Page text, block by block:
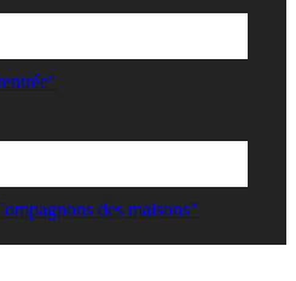
des maisons"